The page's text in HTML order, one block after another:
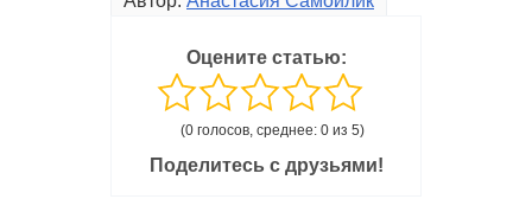
Оцените статью:
(0 голосов, среднее: 0 из 5)
Поделитесь с друзьями!